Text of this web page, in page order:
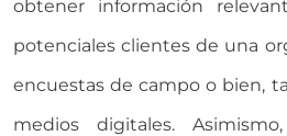
obtener información
potenciales clientes de una
encuestas de campo o bien,
medios digitales.